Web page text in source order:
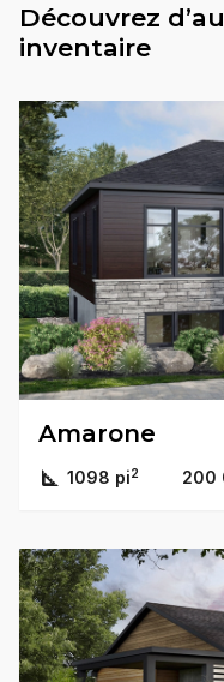
Découvrez
inventaire
Amarone
1098 pi2 200